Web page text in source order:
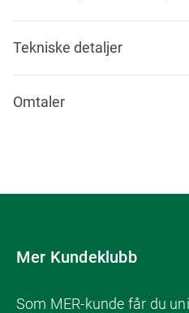
Tekniske detaljer
Omtaler
Mer Kundeklubb
Som MER-kunde får du